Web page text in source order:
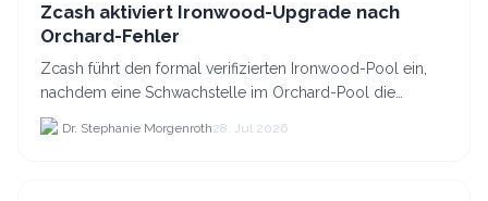
Zcash aktiviert Ironwood-Upgrade nach
Orchard-Fehler
Zcash führt den formal verifizierten Ironwood-Pool ein,
nachdem eine Schwachstelle im Orchard-Pool die
Erstellung gefälschter ZEC-Token ermöglichte.
Dr. Stephanie Morgenroth28. Jul 2026